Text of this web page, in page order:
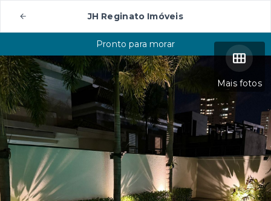
JH Reginato Imóveis
Mais fotos
Pronto para morar